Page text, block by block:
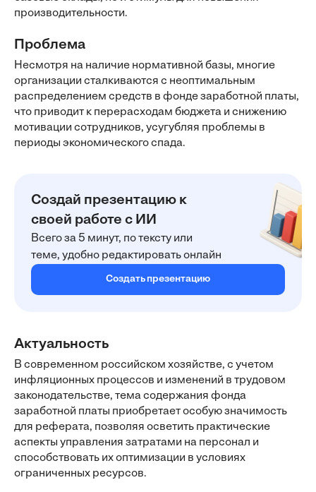
производительности.
Проблема
Несмотря на наличие нормативной базы, многие
организации сталкиваются с неоптимальным
распределением средств в фонде заработной платы,
что приводит к перерасходам бюджета и снижению
мотивации сотрудников, усугубляя проблемы в
периоды экономического спада.
Создай презентацию к
своей работе с ИИ
Всего за 5 минут, по тексту или
теме, удобно редактировать онлайн
Создать презентацию
Актуальность
В современном российском хозяйстве, с учетом
инфляционных процессов и изменений в трудовом
законодательстве, тема содержания фонда
заработной платы приобретает особую значимость
для реферата, позволяя осветить практические
аспекты управления затратами на персонал и
способствовать их оптимизации в условиях
ограниченных ресурсов.